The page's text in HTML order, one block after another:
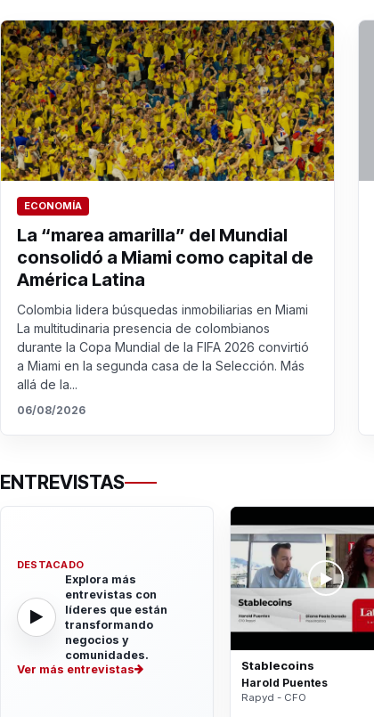
ECONOMÍA
La “marea amarilla” del Mundial
consolidó a Miami como capital de
América Latina
Colombia lidera búsquedas inmobiliarias en Miami
La multitudinaria presencia de colombianos
durante la Copa Mundial de la FIFA 2026 convirtió
a Miami en la segunda casa de la Selección. Más
allá de la...
06/08/2026
ENTREVISTAS
DESTACADO
Explora más
entrevistas con
líderes que están
transformando
negocios y
comunidades.
Ver más entrevistas
Stablecoins
Harold Puentes
Rapyd - CFO